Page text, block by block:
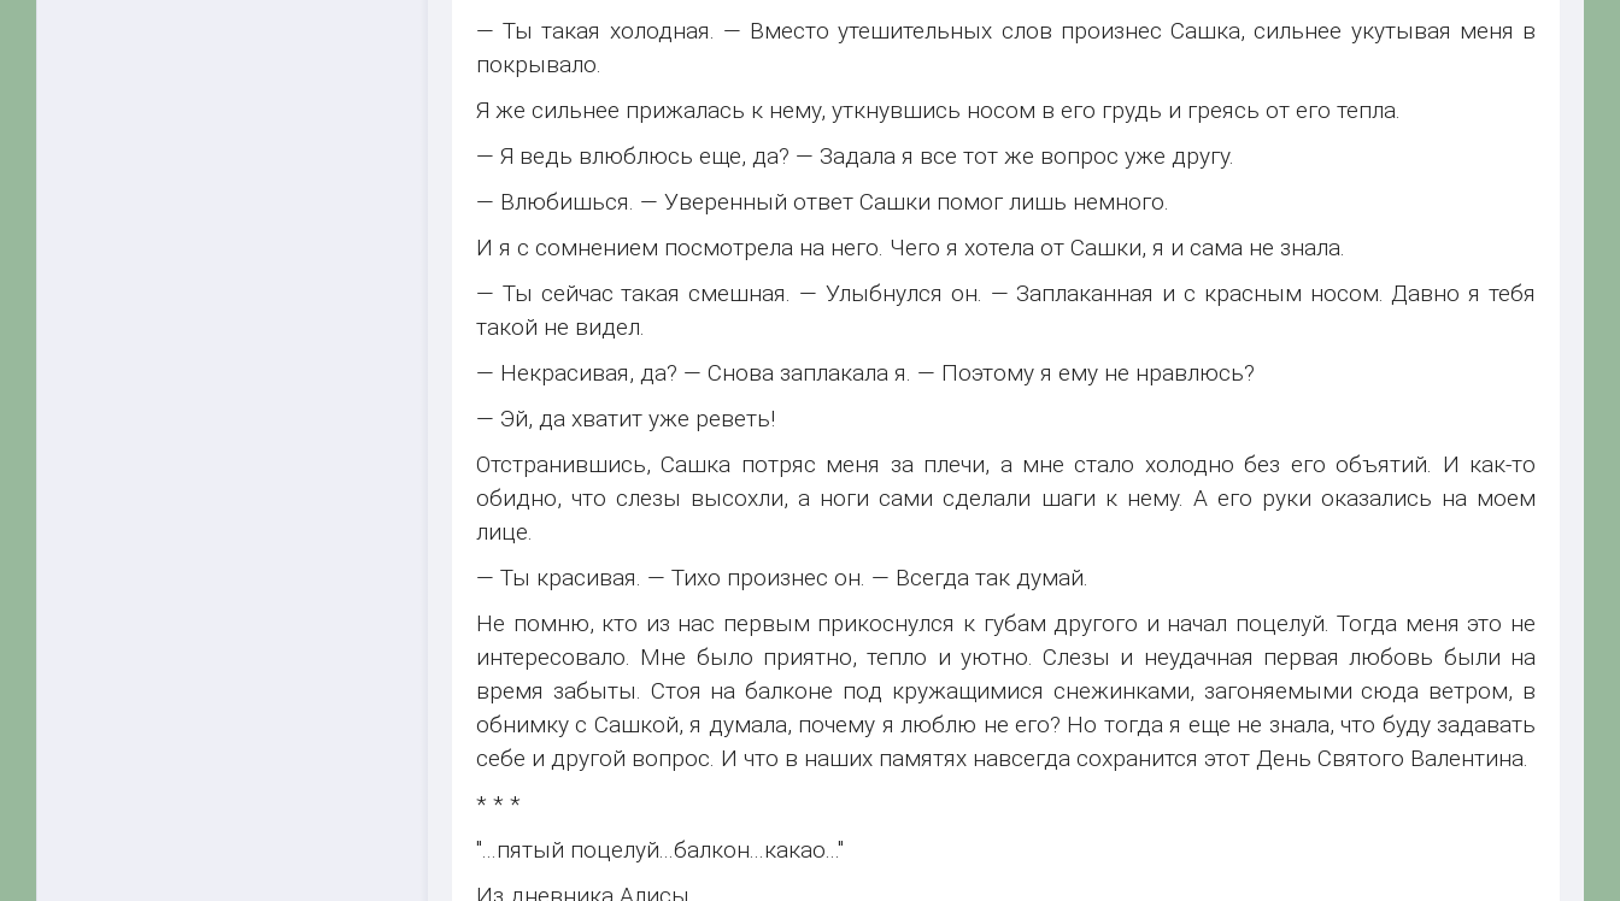
— Ты такая холодная. — Вместо утешительных слов произнес Сашка, сильнее укутывая меня в
покрывало.
Я же сильнее прижалась к нему, уткнувшись носом в его грудь и греясь от его тепла.
— Я ведь влюблюсь еще, да? — Задала я все тот же вопрос уже другу.
— Влюбишься. — Уверенный ответ Сашки помог лишь немного.
И я с сомнением посмотрела на него. Чего я хотела от Сашки, я и сама не знала.
— Ты сейчас такая смешная. — Улыбнулся он. — Заплаканная и с красным носом. Давно я тебя
такой не видел.
— Некрасивая, да? — Снова заплакала я. — Поэтому я ему не нравлюсь?
— Эй, да хватит уже реветь!
Отстранившись, Сашка потряс меня за плечи, а мне стало холодно без его объятий. И как-то
обидно, что слезы высохли, а ноги сами сделали шаги к нему. А его руки оказались на моем
лице.
— Ты красивая. — Тихо произнес он. — Всегда так думай.
Не помню, кто из нас первым прикоснулся к губам другого и начал поцелуй. Тогда меня это не
интересовало. Мне было приятно, тепло и уютно. Слезы и неудачная первая любовь были на
время забыты. Стоя на балконе под кружащимися снежинками, загоняемыми сюда ветром, в
обнимку с Сашкой, я думала, почему я люблю не его? Но тогда я еще не знала, что буду задавать
себе и другой вопрос. И что в наших памятях навсегда сохранится этот День Святого Валентина.
* * *
"...пятый поцелуй...балкон...какао..."